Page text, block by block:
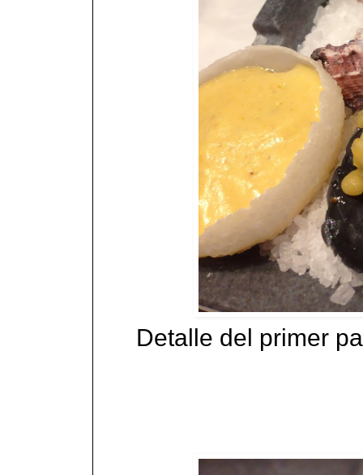
Detalle del primer